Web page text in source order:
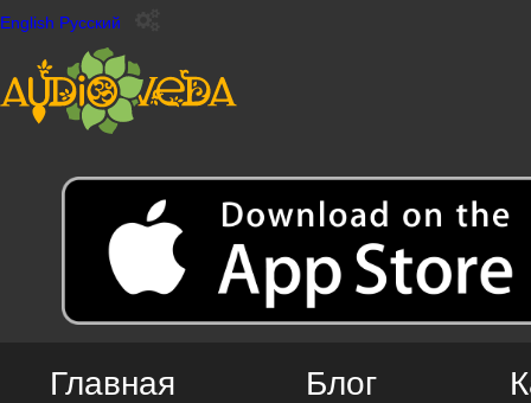
English Русский
Главная Блог